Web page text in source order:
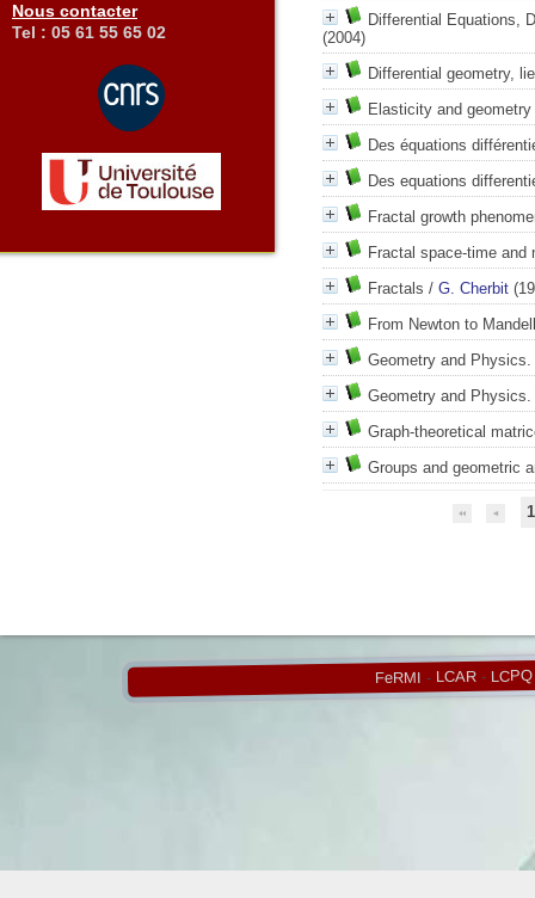
Differential Equations,
(2004)
Differential geometry,
Elasticity and geometry
Des équations
Des equations
Fractal growth
Fractal space-time and
Fractals / G. Cherbit
From Newton to
Geometry and Physics.
Geometry and
Graph-theoretical
Groups and geometric
1
FeRMI - LCAR- LCPQ
Nous contacter
Tel : 05 61 55 65 02